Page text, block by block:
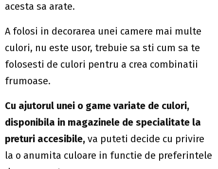
acesta sa arate.
A folosi in decorarea unei camere mai multe
culori, nu este usor, trebuie sa sti cum sa te
folosesti de culori pentru a crea combinatii
frumoase.
Cu ajutorul unei o game variate de culori,
disponibila in magazinele de specialitate la
preturi accesibile, va puteti decide cu privire
la o anumita culoare in functie de preferintele